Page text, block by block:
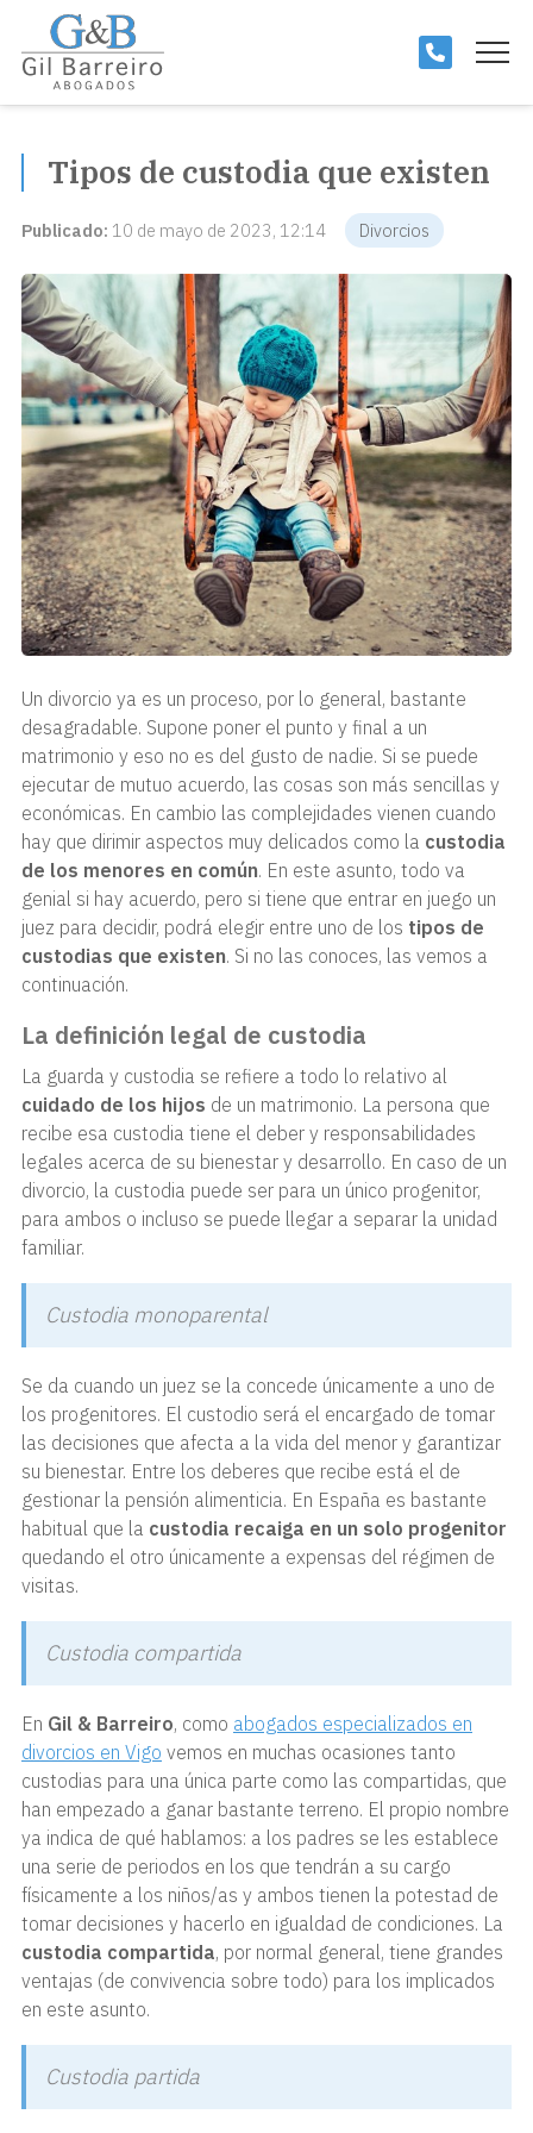
Tipos de custodia que existen
Publicado: 10 de mayo de 2023, 12:14 Divorcios
Un divorcio ya es un proceso, por lo general, bastante
desagradable. Supone poner el punto y final a un
matrimonio y eso no es del gusto de nadie. Si se puede
ejecutar de mutuo acuerdo, las cosas son más sencillas y
económicas. En cambio las complejidades vienen cuando
hay que dirimir aspectos muy delicados como la custodia
de los menores en común. En este asunto, todo va
genial si hay acuerdo, pero si tiene que entrar en juego un
juez para decidir, podrá elegir entre uno de los tipos de
custodias que existen. Si no las conoces, las vemos a
continuación.
La definición legal de custodia
La guarda y custodia se refiere a todo lo relativo al
cuidado de los hijos de un matrimonio. La persona que
recibe esa custodia tiene el deber y responsabilidades
legales acerca de su bienestar y desarrollo. En caso de un
divorcio, la custodia puede ser para un único progenitor,
para ambos o incluso se puede llegar a separar la unidad
familiar.
Custodia monoparental
Se da cuando un juez se la concede únicamente a uno de
los progenitores. El custodio será el encargado de tomar
las decisiones que afecta a la vida del menor y garantizar
su bienestar. Entre los deberes que recibe está el de
gestionar la pensión alimenticia. En España es bastante
habitual que la custodia recaiga en un solo progenitor
quedando el otro únicamente a expensas del régimen de
visitas.
Custodia compartida
En Gil & Barreiro, como abogados especializados en
divorcios en Vigo vemos en muchas ocasiones tanto
custodias para una única parte como las compartidas, que
han empezado a ganar bastante terreno. El propio nombre
ya indica de qué hablamos: a los padres se les establece
una serie de periodos en los que tendrán a su cargo
físicamente a los niños/as y ambos tienen la potestad de
tomar decisiones y hacerlo en igualdad de condiciones. La
custodia compartida, por normal general, tiene grandes
ventajas (de convivencia sobre todo) para los implicados
en este asunto.
Custodia partida